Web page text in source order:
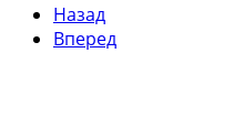
Назад
Вперед